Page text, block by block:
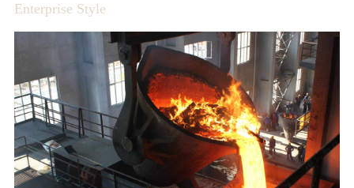
Enterprise Style